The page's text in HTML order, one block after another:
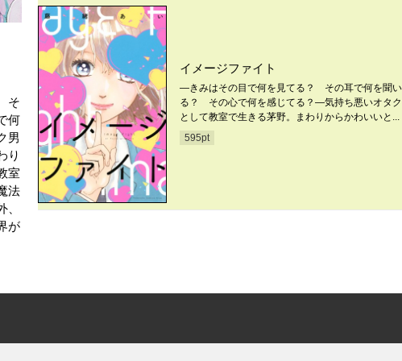
そ
何
男
り
室
法
が
イメージファイト
―きみはその目で何を見てる？ その耳で何を聞
る？ その心で何を感じてる？―気持ち悪いオタ
として教室で生きる茅野。まわりからかわいいと...
595pt